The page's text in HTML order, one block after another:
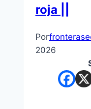
roja ||
Por
2026